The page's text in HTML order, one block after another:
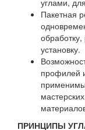
углами,
Пакетная
обработку,
установку.
профилей
ПРИНЦИПЫ